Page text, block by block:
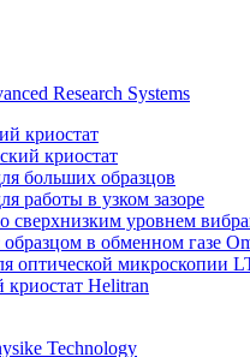
Research Systems
криостат
криостат
больших образцов
работы в узком зазоре
сверхнизким уровнем
в обменном газе
оптической микроскопии
Helitran
Technology